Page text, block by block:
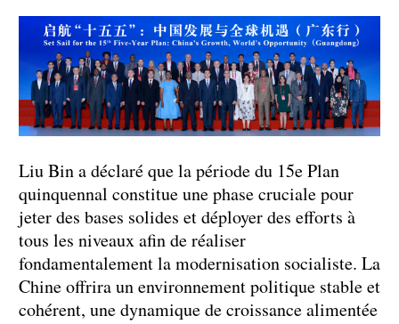
Liu Bin a déclaré que la période du 15e Plan
quinquennal constitue une phase cruciale pour
jeter des bases solides et déployer des efforts à
tous les niveaux afin de réaliser
fondamentalement la modernisation socialiste. La
Chine offrira un environnement politique stable et
cohérent, une dynamique de croissance alimentée